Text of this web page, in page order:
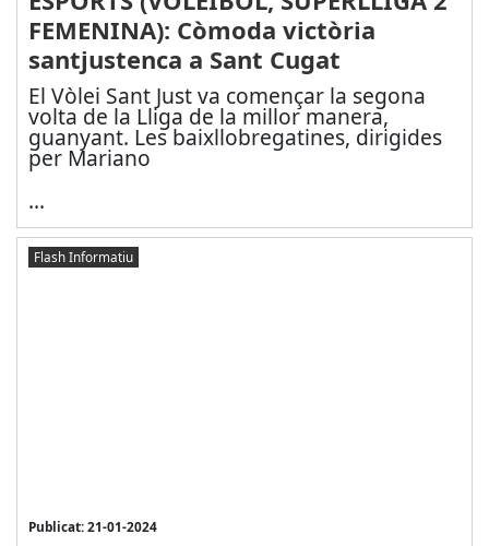
FEMENINA): Còmoda victòria
santjustenca a Sant Cugat
El Vòlei Sant Just va començar la segona
volta de la Lliga de la millor manera,
guanyant. Les baixllobregatines, dirigides
per Mariano
...
Flash Informatiu
Publicat: 21-01-2024